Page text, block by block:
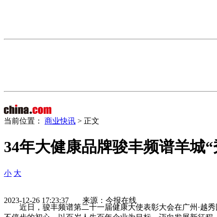
当前位置： 商业快讯 > 正文
34年大健康品牌骏丰频谱羊城
小 大
2023-12-26 17:23:37 来源：今报在线
近 日，骏丰频谱第二十一届健康大使表彰大会在广州·越